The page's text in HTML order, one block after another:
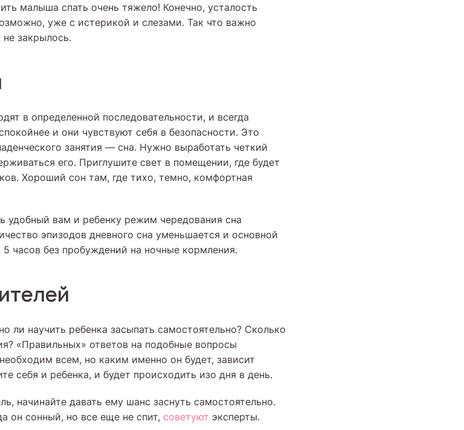
малыша спать очень тяжело! Конечно, усталость
уже с истерикой и слезами. Так что важно
закрылось.
в определенной последовательности, и всегда
и они чувствуют себя в безопасности. Это
занятия — сна. Нужно выработать четкий
его. Приглушите свет в помещении, где будет
Хороший сон там, где тихо, темно, комфортная
вам и ребенку режим чередования сна
эпизодов дневного сна уменьшается и основной
часов без пробуждений на ночные кормления.
ли научить ребенка засыпать самостоятельно? Сколько
«Правильных» ответов на подобные вопросы
всем, но каким именно он будет, зависит
себя и ребенка, и будет происходить изо дня в день.
начинайте давать ему шанс заснуть самостоятельно.
он сонный, но все еще не спит, советуют эксперты.